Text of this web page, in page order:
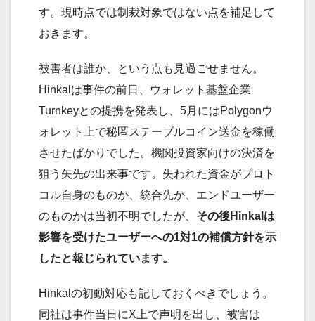
す。現時点では制裁対象ではない点を補足して
おきます。
被害者は誰か、という点も見過ごせません。
Hinkalは事件の前日、ウォレット基盤企業
Turnkeyとの提携を発表し、5月にはPolygonウ
ォレット上で秘匿ステーブルコイン送金を稼働
させたばかりでした。機関投資家向けの決済を
狙う矢先の出来事です。失われた資金がプロト
コル自身のものか、統合先か、エンドユーザー
のものかは当初不明でしたが、 その後Hinkalは
影響を受けたユーザーへの1対1の補償方針を示
したと報じられています。
Hinkalの初動対応も記しておくべきでしょう。
同社は事件当日にX上で声明を出し、被害は